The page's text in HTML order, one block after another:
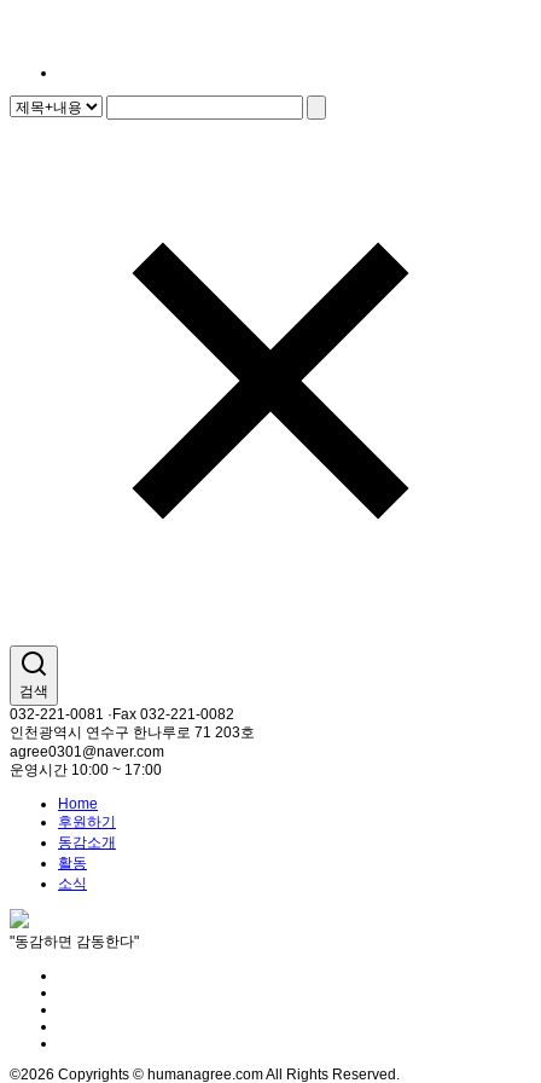
검색
032-221-0081 ·Fax 032-221-0082
인천광역시 연수구 한나루로 71 203호
agree0301@naver.com
운영시간 10:00 ~ 17:00
Home
후원하기
동감소개
활동
소식
"동감하면 감동한다"
©2026 Copyrights © humanagree.com All Rights Reserved.